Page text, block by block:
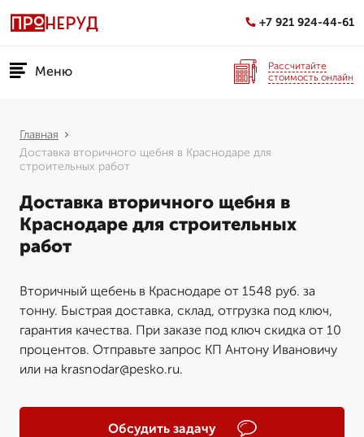
+7 921 924-44-61
Меню
Рассчитайте
стоимость онлайн
Главная
Доставка вторичного щебня в Краснодаре для
строительных работ
Доставка вторичного щебня в
Краснодаре для строительных
работ
Вторичный щебень в Краснодаре от 1548 руб. за
тонну. Быстрая доставка, склад, отгрузка под ключ,
гарантия качества. При заказе под ключ скидка от 10
процентов. Отправьте запрос КП Антону Ивановичу
или на krasnodar@pesko.ru.
Обсудить задачу